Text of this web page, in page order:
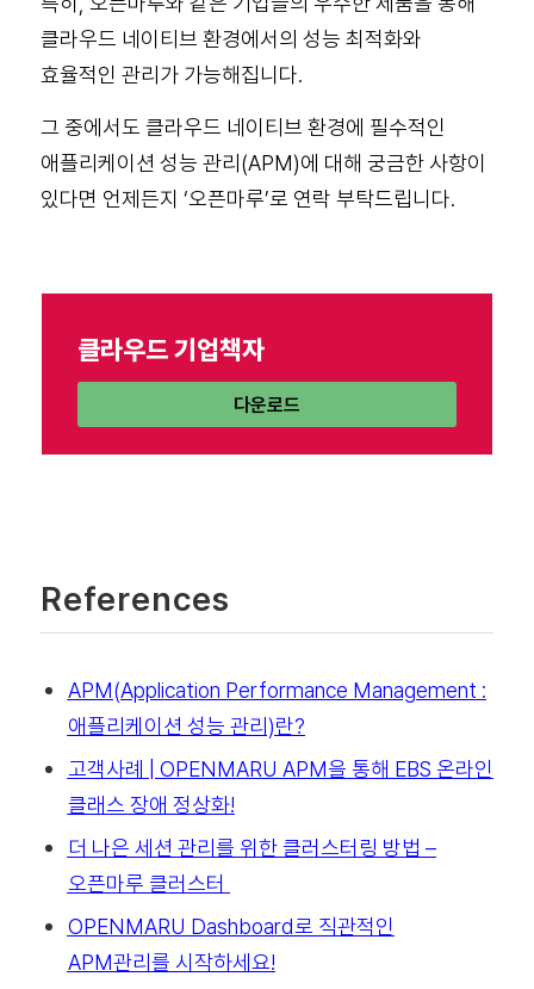
클라우드 네이티브 환경에서의 성능 최적화와
효율적인 관리가 가능해집니다.
그 중에서도 클라우드 네이티브 환경에 필수적인
애플리케이션 성능 관리(APM)에 대해 궁금한 사항이
있다면 언제든지 ‘오픈마루’로 연락 부탁드립니다.
클라우드 기업책자
다운로드
References
APM(Application Performance Management :
애플리케이션 성능 관리)란?
고객사례 | OPENMARU APM을 통해 EBS 온라인
클래스 장애 정상화!
더 나은 세션 관리를 위한 클러스터링 방법 –
오픈마루 클러스터
OPENMARU Dashboard로 직관적인
APM관리를 시작하세요!